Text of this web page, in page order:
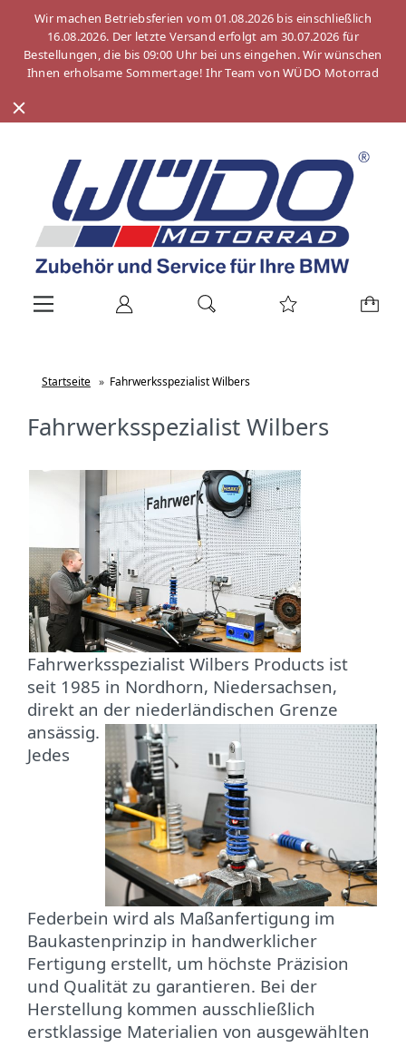
Wir machen Betriebsferien vom 01.08.2026 bis einschließlich
16.08.2026. Der letzte Versand erfolgt am 30.07.2026 für
Bestellungen, die bis 09:00 Uhr bei uns eingehen. Wir wünschen
Ihnen erholsame Sommertage! Ihr Team von WÜDO Motorrad
Startseite » Fahrwerksspezialist Wilbers
Fahrwerksspezialist Wilbers
Fahrwerksspezialist Wilbers Products ist
seit 1985 in Nordhorn, Niedersachsen,
direkt an der niederländischen Grenze
ansässig.
Jedes
Federbein wird als Maßanfertigung im
Baukastenprinzip in handwerklicher
Fertigung erstellt, um höchste Präzision
und Qualität zu garantieren. Bei der
Herstellung kommen ausschließlich
erstklassige Materialien von ausgewählten